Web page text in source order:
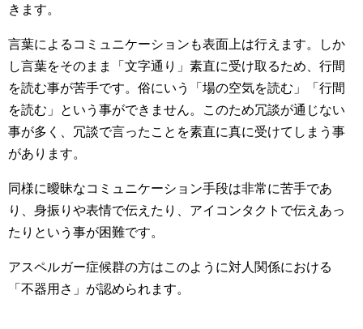
きます。
言葉によるコミュニケーションも表面上は行えます。しか
し言葉をそのまま「文字通り」素直に受け取るため、行間
を読む事が苦手です。俗にいう「場の空気を読む」「行間
を読む」という事ができません。このため冗談が通じない
事が多く、冗談で言ったことを素直に真に受けてしまう事
があります。
同様に曖昧なコミュニケーション手段は非常に苦手であ
り、身振りや表情で伝えたり、アイコンタクトで伝えあっ
たりという事が困難です。
アスペルガー症候群の方はこのように対人関係における
「不器用さ」が認められます。